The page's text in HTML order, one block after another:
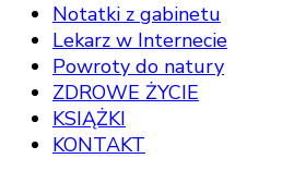
Notatki z gabinetu
Lekarz w Internecie
Powroty do natury
ZDROWE ŻYCIE
KSIĄŻKI
KONTAKT